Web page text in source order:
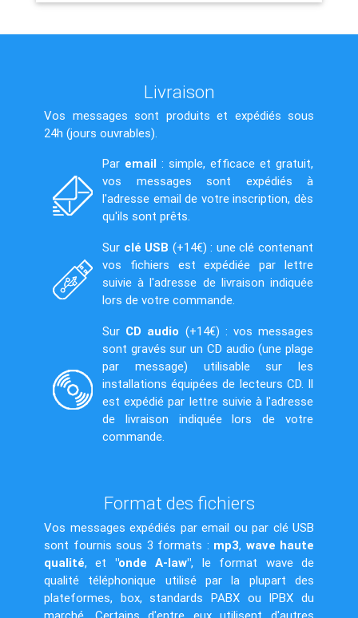
Livraison
Vos messages sont produits et expédiés sous
24h (jours ouvrables).
Par email : simple, efficace et gratuit,
vos messages sont expédiés à
l'adresse email de votre inscription, dès
qu'ils sont prêts.
Sur clé USB (+14€) : une clé contenant
vos fichiers est expédiée par lettre
suivie à l'adresse de livraison indiquée
lors de votre commande.
Sur CD audio (+14€) : vos messages
sont gravés sur un CD audio (une plage
par message) utilisable sur les
installations équipées de lecteurs CD. Il
est expédié par lettre suivie à l'adresse
de livraison indiquée lors de votre
commande.
Format des fichiers
Vos messages expédiés par email ou par clé USB
sont fournis sous 3 formats : mp3, wave haute
qualité, et "onde A-law", le format wave de
qualité téléphonique utilisé par la plupart des
plateformes, box, standards PABX ou IPBX du
marché. Certains d'entre eux utilisent d'autres